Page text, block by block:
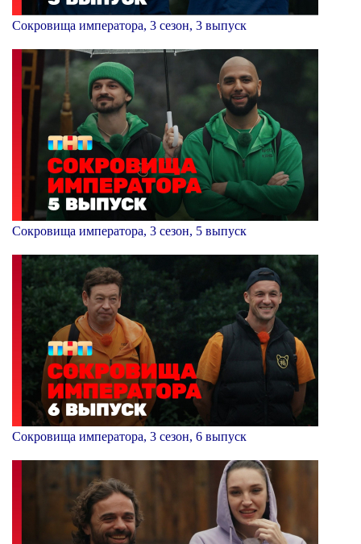
Сокровища императора, 3 сезон, 3 выпуск
Сокровища императора, 3 сезон, 5 выпуск
Сокровища императора, 3 сезон, 6 выпуск